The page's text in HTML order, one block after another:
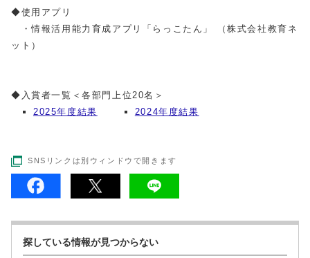
◆使用アプリ
・情報活用能力育成アプリ「らっこたん」 （株式会社教育ネ
ット）
◆入賞者一覧＜各部門上位20名＞
2025年度結果
2024年度結果
SNSリンクは別ウィンドウで開きます
探している情報が見つからない